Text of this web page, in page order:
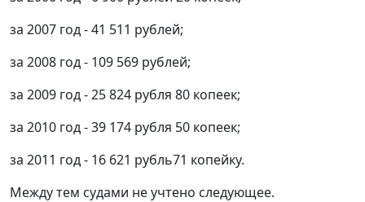
за 2007 год - 41 511 рублей;
за 2008 год - 109 569 рублей;
за 2009 год - 25 824 рубля 80 копеек;
за 2010 год - 39 174 рубля 50 копеек;
за 2011 год - 16 621 рубль71 копейку.
Между тем судами не учтено следующее.